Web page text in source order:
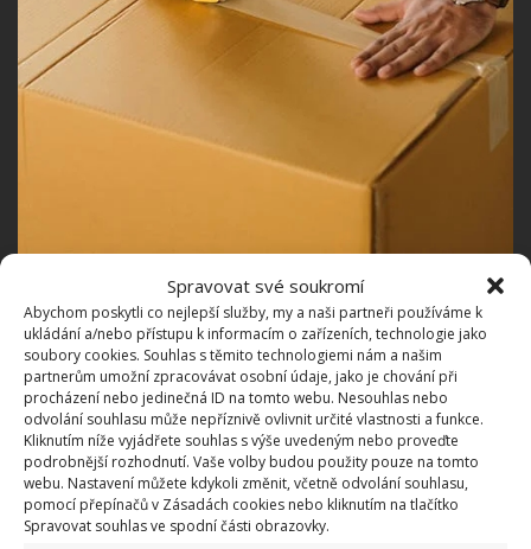
Spravovat své soukromí
Abychom poskytli co nejlepší služby, my a naši partneři používáme k
ukládání a/nebo přístupu k informacím o zařízeních, technologie jako
soubory cookies. Souhlas s těmito technologiemi nám a našim
partnerům umožní zpracovávat osobní údaje, jako je chování při
procházení nebo jedinečná ID na tomto webu. Nesouhlas nebo
odvolání souhlasu může nepříznivě ovlivnit určité vlastnosti a funkce.
Kliknutím níže vyjádřete souhlas s výše uvedeným nebo proveďte
podrobnější rozhodnutí. Vaše volby budou použity pouze na tomto
webu. Nastavení můžete kdykoli změnit, včetně odvolání souhlasu,
pomocí přepínačů v Zásadách cookies nebo kliknutím na tlačítko
Spravovat souhlas ve spodní části obrazovky.
Co ještě potřebujete pro stěhování?
Do krabic se hodí pořídit vhodné vystýlky. Předně
bublinkovou fólii na balení křehkých předmětů,
případně tzv. kartonfix , který se pak dá snadno